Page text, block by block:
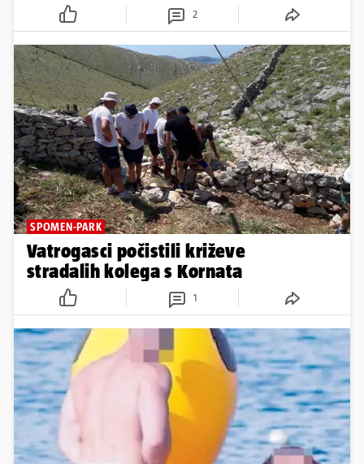
2
SPOMEN-PARK
Vatrogasci počistili križeve
stradalih kolega s Kornata
1